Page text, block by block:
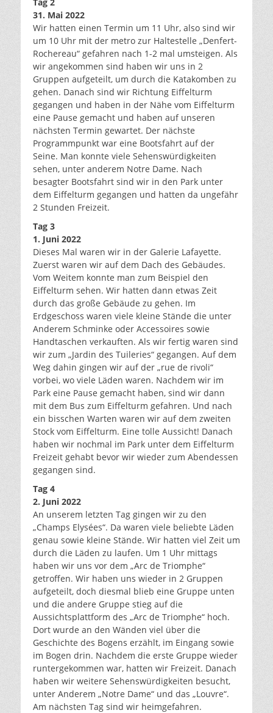
31. Mai 2022
Wir hatten einen Termin um 11 Uhr, also sind wir
um 10 Uhr mit der metro zur Haltestelle „Denfert-
Rochereau“ gefahren nach 1-2 mal umsteigen. Als
wir angekommen sind haben wir uns in 2
Gruppen aufgeteilt, um durch die Katakomben zu
gehen. Danach sind wir Richtung Eiffelturm
gegangen und haben in der Nähe vom Eiffelturm
eine Pause gemacht und haben auf unseren
nächsten Termin gewartet. Der nächste
Programmpunkt war eine Bootsfahrt auf der
Seine. Man konnte viele Sehenswürdigkeiten
sehen, unter anderem Notre Dame. Nach
besagter Bootsfahrt sind wir in den Park unter
dem Eiffelturm gegangen und hatten da ungefähr
2 Stunden Freizeit.
Tag 3
1. Juni 2022
Dieses Mal waren wir in der Galerie Lafayette.
Zuerst waren wir auf dem Dach des Gebäudes.
Vom Weitem konnte man zum Beispiel den
Eiffelturm sehen. Wir hatten dann etwas Zeit
durch das große Gebäude zu gehen. Im
Erdgeschoss waren viele kleine Stände die unter
Anderem Schminke oder Accessoires sowie
Handtaschen verkauften. Als wir fertig waren sind
wir zum „Jardin des Tuileries“ gegangen. Auf dem
Weg dahin gingen wir auf der „rue de rivoli“
vorbei, wo viele Läden waren. Nachdem wir im
Park eine Pause gemacht haben, sind wir dann
mit dem Bus zum Eiffelturm gefahren. Und nach
ein bisschen Warten waren wir auf dem zweiten
Stock vom Eiffelturm. Eine tolle Aussicht! Danach
haben wir nochmal im Park unter dem Eiffelturm
Freizeit gehabt bevor wir wieder zum Abendessen
gegangen sind.
Tag 4
2. Juni 2022
An unserem letzten Tag gingen wir zu den
„Champs Elysées“. Da waren viele beliebte Läden
genau sowie kleine Stände. Wir hatten viel Zeit um
durch die Läden zu laufen. Um 1 Uhr mittags
haben wir uns vor dem „Arc de Triomphe“
getroffen. Wir haben uns wieder in 2 Gruppen
aufgeteilt, doch diesmal blieb eine Gruppe unten
und die andere Gruppe stieg auf die
Aussichtsplattform des „Arc de Triomphe“ hoch.
Dort wurde an den Wänden viel über die
Geschichte des Bogens erzählt, im Eingang sowie
im Bogen drin. Nachdem die erste Gruppe wieder
runtergekommen war, hatten wir Freizeit. Danach
haben wir weitere Sehenswürdigkeiten besucht,
unter Anderem „Notre Dame“ und das „Louvre“.
Am nächsten Tag sind wir heimgefahren.